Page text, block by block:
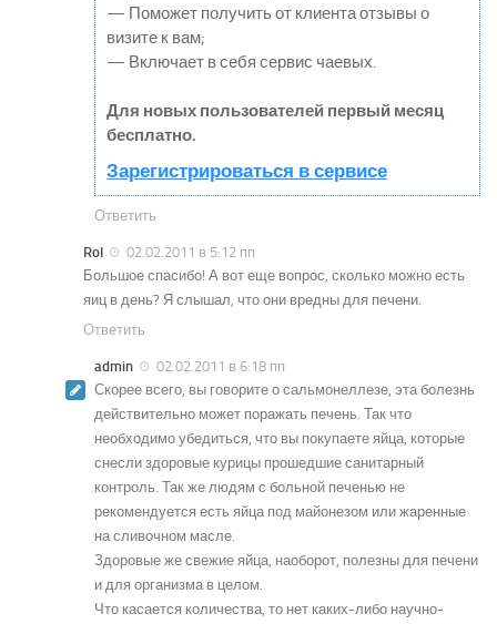
— Поможет получить от клиента отзывы о
визите к вам;
— Включает в себя сервис чаевых.
Для новых пользователей первый месяц
бесплатно.
Зарегистрироваться в сервисе
Ответить
Rol
02.02.2011 в 5:12 пп
Большое спасибо! А вот еще вопрос, сколько можно есть
яиц в день? Я слышал, что они вредны для печени.
Ответить
admin
02.02.2011 в 6:18 пп
Скорее всего, вы говорите о сальмонеллезе, эта болезнь
действительно может поражать печень. Так что
необходимо убедиться, что вы покупаете яйца, которые
снесли здоровые курицы прошедшие санитарный
контроль. Так же людям с больной печенью не
рекомендуется есть яйца под майонезом или жаренные
на сливочном масле.
Здоровые же свежие яйца, наоборот, полезны для печени
и для организма в целом.
Что касается количества, то нет каких-либо научно-